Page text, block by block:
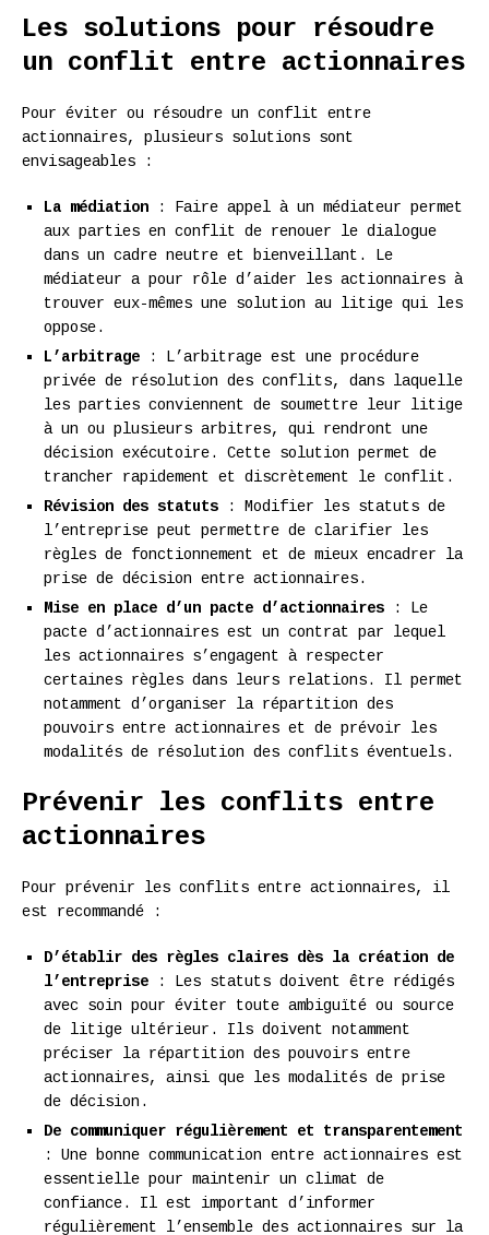
Les solutions pour résoudre
un conflit entre actionnaires
Pour éviter ou résoudre un conflit entre
actionnaires, plusieurs solutions sont
envisageables :
La médiation : Faire appel à un médiateur permet
aux parties en conflit de renouer le dialogue
dans un cadre neutre et bienveillant. Le
médiateur a pour rôle d’aider les actionnaires à
trouver eux-mêmes une solution au litige qui les
oppose.
L’arbitrage : L’arbitrage est une procédure
privée de résolution des conflits, dans laquelle
les parties conviennent de soumettre leur litige
à un ou plusieurs arbitres, qui rendront une
décision exécutoire. Cette solution permet de
trancher rapidement et discrètement le conflit.
Révision des statuts : Modifier les statuts de
l’entreprise peut permettre de clarifier les
règles de fonctionnement et de mieux encadrer la
prise de décision entre actionnaires.
Mise en place d’un pacte d’actionnaires : Le
pacte d’actionnaires est un contrat par lequel
les actionnaires s’engagent à respecter
certaines règles dans leurs relations. Il permet
notamment d’organiser la répartition des
pouvoirs entre actionnaires et de prévoir les
modalités de résolution des conflits éventuels.
Prévenir les conflits entre
actionnaires
Pour prévenir les conflits entre actionnaires, il
est recommandé :
D’établir des règles claires dès la création de
l’entreprise : Les statuts doivent être rédigés
avec soin pour éviter toute ambiguïté ou source
de litige ultérieur. Ils doivent notamment
préciser la répartition des pouvoirs entre
actionnaires, ainsi que les modalités de prise
de décision.
De communiquer régulièrement et transparentement
: Une bonne communication entre actionnaires est
essentielle pour maintenir un climat de
confiance. Il est important d’informer
régulièrement l’ensemble des actionnaires sur la